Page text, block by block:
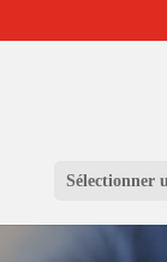
Sélectionner